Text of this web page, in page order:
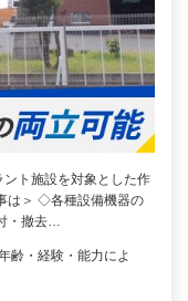
ント施設を対象とした作
は＞ ◇各種設備機器の
・撤去…
齢・経験・能力によ